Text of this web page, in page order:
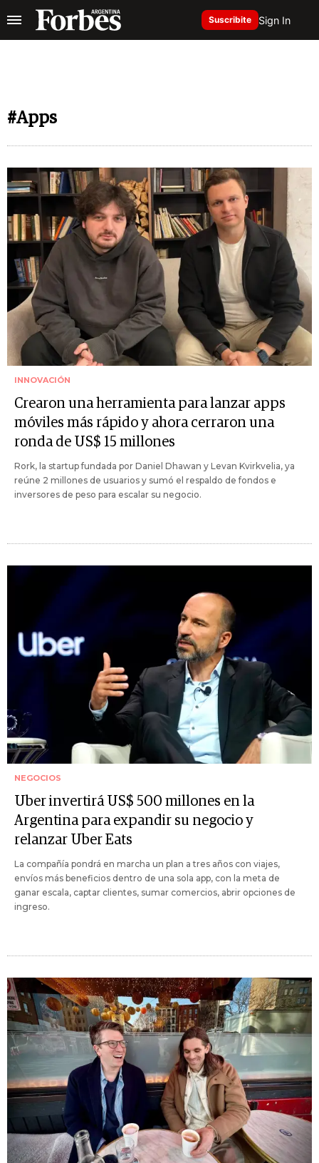
Suscribite Sign In
#Apps
INNOVACIÓN
Crearon una herramienta para lanzar apps
móviles más rápido y ahora cerraron una
ronda de US$ 15 millones
Rork, la startup fundada por Daniel Dhawan y Levan Kvirkvelia, ya
reúne 2 millones de usuarios y sumó el respaldo de fondos e
inversores de peso para escalar su negocio.
NEGOCIOS
Uber invertirá US$ 500 millones en la
Argentina para expandir su negocio y
relanzar Uber Eats
La compañía pondrá en marcha un plan a tres años con viajes,
envíos más beneficios dentro de una sola app, con la meta de
ganar escala, captar clientes, sumar comercios, abrir opciones de
ingreso.